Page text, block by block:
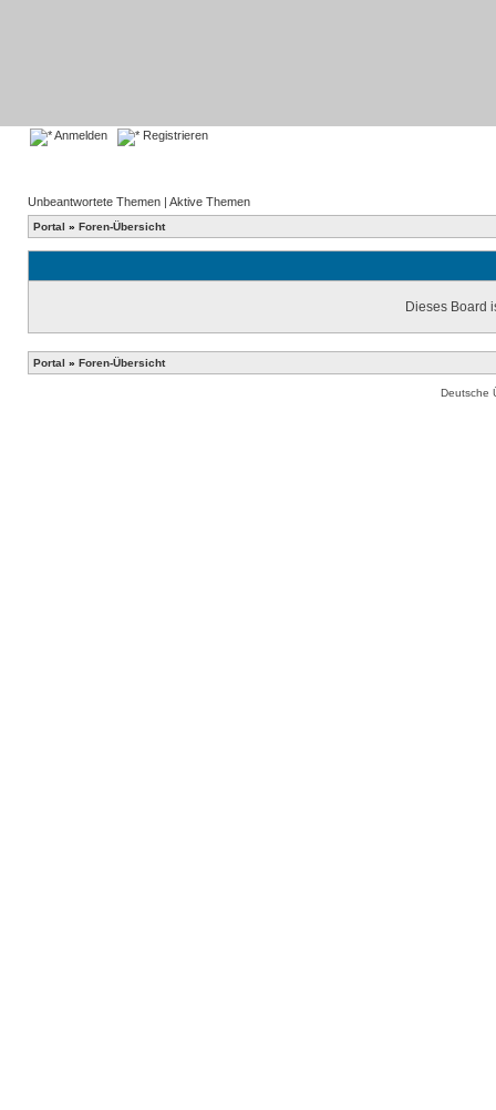
Anmelden Registrieren
Unbeantwortete Themen | Aktive Themen
Portal » Foren-Übersicht
Dieses Board
Portal » Foren-Übersicht
Deutsche